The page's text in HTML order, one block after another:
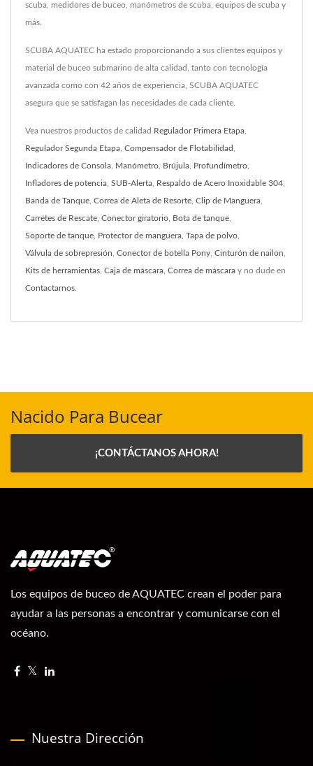
scuba, medidores de buceo, manómetros de scuba, equipos de scuba y
más.
SCUBA AQUATEC ha estado proporcionando a sus clientes equipos y
material de buceo submarino de alta calidad, tanto con tecnología
avanzada como con 42 años de experiencia, SCUBA AQUATEC
asegura que se satisfagan las necesidades de cada cliente.
Vea nuestros productos de calidad Regulador Primera Etapa
Regulador Segunda Etapa Compensador de Flotabilidad
Indicadores de Consola Manómetro Brújula Profundímetro
Infladores de potencia SUB-Alerta Respaldo de Acero Inoxidable 304
Banda de Tanque Correa de Aleta de Resorte Clip de Manguera
Carretes de Rescate Conector giratorio Bota de tanque
Soporte de tanque Protector de manguera Tapa de polvo
Válvula de sobrepresión Conector de botella Pony Cinturón de nailon
Kits de herramientas Caja de máscara Correa de máscara y no dude en
Contactarnos
Nacido Para Bucear
¡CONTÁCTANOS AHORA!
Los equipos de buceo de AQUATEC crean el poder para
ayudar a las personas a encontrar y comunicarse con el
océano.
Nuestra Dirección